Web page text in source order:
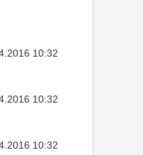
10:32
10:32
10:32